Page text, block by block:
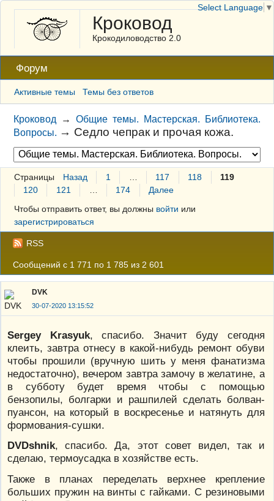
Кроковод
Крокодиловодство 2.0
Форум
Активные темы Темы без ответов
Кроковод →Общие темы. Мастерская. Библиотека.
Вопросы. → Седло чепрак и прочая кожа.
Страницы Назад 1 117 118
119
120
121 174
Далее
Чтобы отправить ответ, вы должны войти или
зарегистрироваться
RSS
Сообщений с 1 771 по 1 785 из 2 601
DVK
30-07-2020 13:15:52
Sergey Krasyuk, спасибо. Значит буду сегодня
клеить, завтра отнесу в какой-нибудь ремонт обуви
чтобы прошили (вручную шить у меня фанатизма
недостаточно), вечером завтра замочу в желатине, а
в субботу будет время чтобы с помощью
бензопилы, болгарки и рашпилей сделать болван-
пуансон, на который в воскресенье и натянуть для
формования-сушки.
DVDshnik, спасибо. Да, этот совет видел, так и
сделаю, термоусадка в хозяйстве есть.
Также в планах переделать верхнее крепление
больших пружин на винты с гайками. С резиновыми
Select Language ▼